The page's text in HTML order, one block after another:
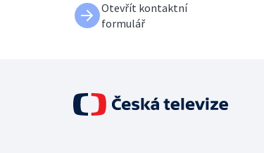
Otevřít kontaktní
formulář